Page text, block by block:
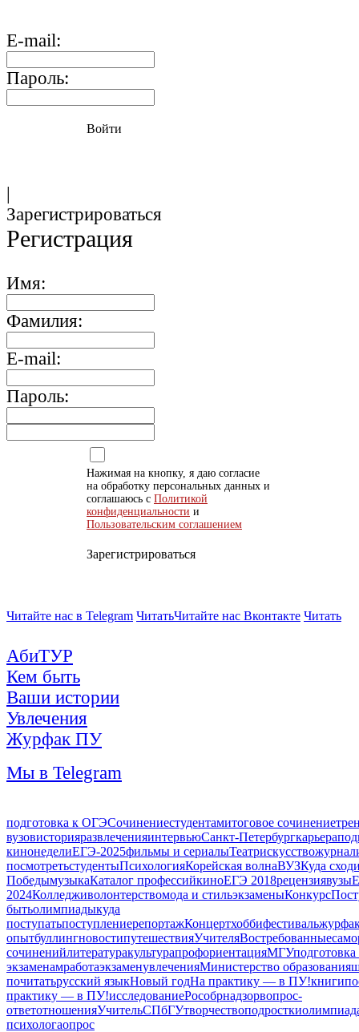
E-mail:
Пароль:
Войти
|
Зарегистрироваться
Регистрация
Имя:
Фамилия:
E-mail:
Пароль:
Нажимая на кнопку, я даю согласие
на обработку персональных данных и
соглашаюсь с Политикой
конфиденциальности и
Пользовательским соглашением
Зарегистрироваться
Читайте нас в Telegram ЧитатьЧитайте нас Вконтакте Читать
АбиТУР
Кем быть
Ваши истории
Увлечения
Журфак ПУ
Мы в Telegram
подготовка к ОГЭСочинениестудентамитоговое сочинение
вузовисторияразвлеченияинтервьюСанкт-Петербургкарьера
кинонеделиЕГЭ-2025фильмы и сериалыТеатрискусство
посмотретьстудентыПсихологияКорейская волнаВУЗКуда
ПобедымузыкаКаталог профессийкиноЕГЭ 2018рецензиявузы
2024Колледживолонтерствомода и стильэкзаменыКонкурс
бытьолимпиадыкуда
поступатьпоступлениерепортажКонцертхоббифестиваль
опытбуллингновостипутешествияУчителяВостребованные
сочиненийлитературакультурапрофориентацияМГУподготовка
экзаменамработаэкзаменувлеченияМинистерство образования
почитатьрусский языкНовый годНа практику — в ПУ!книги
практику — в ПУ!исследованиеРособрнадзорвопрос-
ответотношенияУчительСПбГУтворчествоподростки
психологаопрос